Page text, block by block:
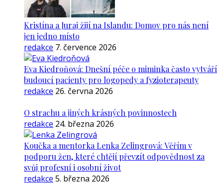
Kristína a Juraj žijí na Islandu: Domov pro nás není
jen jedno místo
redakce 7. července 2026
Eva Kiedroňová: Dnešní péče o miminka často vytváří
budoucí pacienty pro logopedy a fyzioterapeuty
redakce 26. června 2026
O strachu a jiných krásných povinnostech
redakce 24. března 2026
Koučka a mentorka Lenka Zelingrová: Věřím v
podporu žen, které chtějí převzít odpovědnost za
svůj profesní i osobní život
redakce 5. března 2026